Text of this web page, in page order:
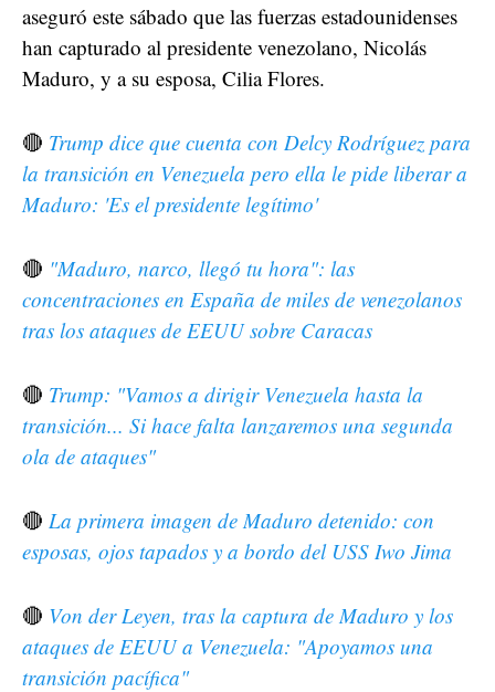
aseguró este sábado que las fuerzas estadounidenses
han capturado al presidente venezolano, Nicolás
Maduro, y a su esposa, Cilia Flores.
🔴 Trump dice que cuenta con Delcy Rodríguez para
la transición en Venezuela pero ella le pide liberar a
Maduro: 'Es el presidente legítimo'
🔴 "Maduro, narco, llegó tu hora": las
concentraciones en España de miles de venezolanos
tras los ataques de EEUU sobre Caracas
🔴 Trump: "Vamos a dirigir Venezuela hasta la
transición... Si hace falta lanzaremos una segunda
ola de ataques"
🔴 La primera imagen de Maduro detenido: con
esposas, ojos tapados y a bordo del USS Iwo Jima
🔴 Von der Leyen, tras la captura de Maduro y los
ataques de EEUU a Venezuela: "Apoyamos una
transición pacífica"